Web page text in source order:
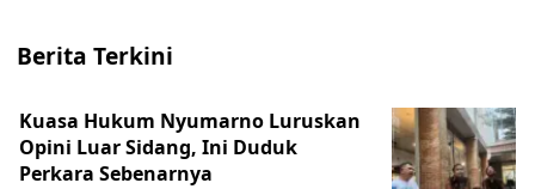
Berita Terkini
Kuasa Hukum Nyumarno Luruskan
Opini Luar Sidang, Ini Duduk
Perkara Sebenarnya ​